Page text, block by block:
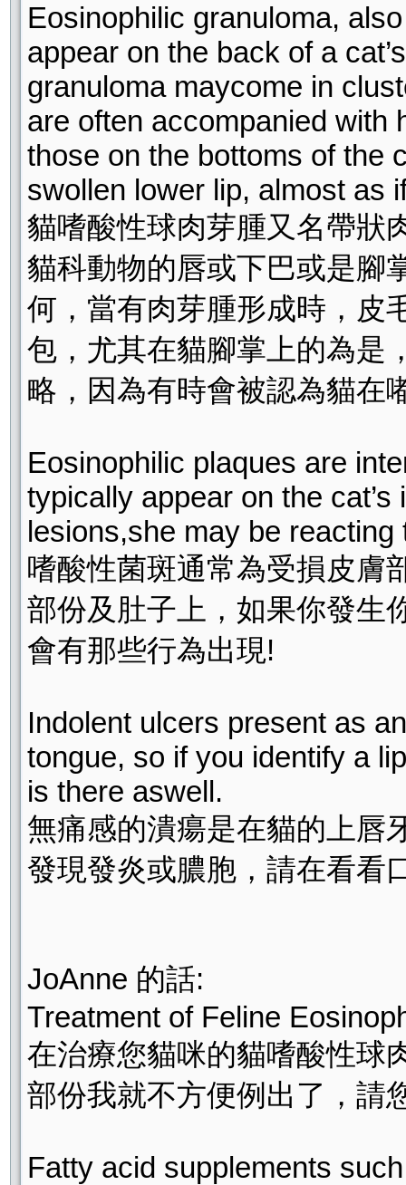
Eosinophilic granuloma,
appear on the back of a
granuloma maycome in
are often accompanied with
those on the bottoms of the
swollen lower lip, almost as
貓嗜酸性球肉芽腫又名帶狀
貓科動物的唇或下巴或是腳
何，當有肉芽腫形成時，皮
包，尤其在貓腳掌上的為是
略，因為有時會被認為貓在
Eosinophilic plaques are
typically appear on the
lesions,she may be
嗜酸性菌斑通常為受損皮膚
部份及肚子上，如果你發生
會有那些行為出現!
Indolent ulcers present as
tongue, so if you identify a
is there aswell.
無痛感的潰瘍是在貓的上唇
發現發炎或膿胞，請在看看
JoAnne 的話:
Treatment of Feline
在治療您貓咪的貓嗜酸性球
部份我就不方便例出了，請
Fatty acid supplements